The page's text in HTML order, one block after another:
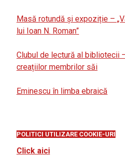
Masă rotundă și expoziție –
lui Ioan N. Roman”
Clubul de lectură al bibliotecii
creațiilor membrilor săi
Eminescu în limba ebraică
POLITICI UTILIZARE COOKIE-URI
Click aici